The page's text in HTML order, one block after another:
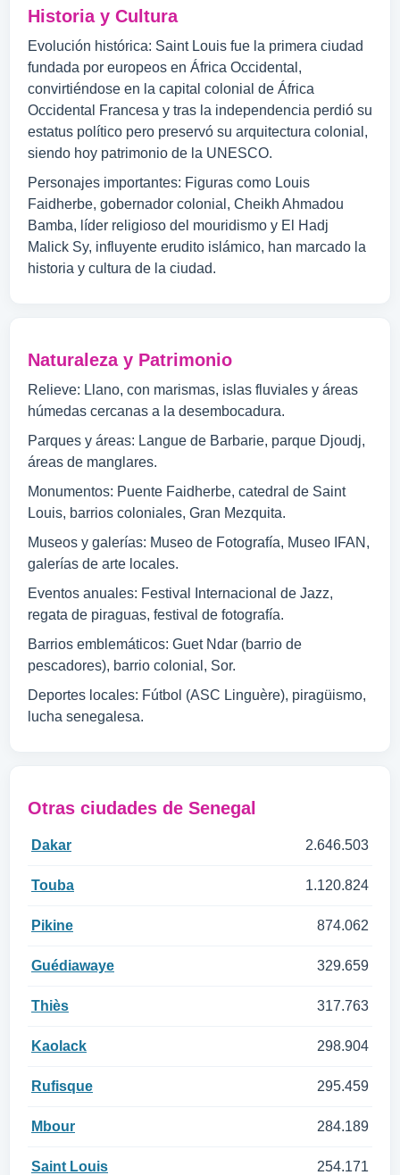
Historia y Cultura
Evolución histórica: Saint Louis fue la primera ciudad
fundada por europeos en África Occidental,
convirtiéndose en la capital colonial de África
Occidental Francesa y tras la independencia perdió su
estatus político pero preservó su arquitectura colonial,
siendo hoy patrimonio de la UNESCO.
Personajes importantes: Figuras como Louis
Faidherbe, gobernador colonial, Cheikh Ahmadou
Bamba, líder religioso del mouridismo y El Hadj
Malick Sy, influyente erudito islámico, han marcado la
historia y cultura de la ciudad.
Naturaleza y Patrimonio
Relieve: Llano, con marismas, islas fluviales y áreas
húmedas cercanas a la desembocadura.
Parques y áreas: Langue de Barbarie, parque Djoudj,
áreas de manglares.
Monumentos: Puente Faidherbe, catedral de Saint
Louis, barrios coloniales, Gran Mezquita.
Museos y galerías: Museo de Fotografía, Museo IFAN,
galerías de arte locales.
Eventos anuales: Festival Internacional de Jazz,
regata de piraguas, festival de fotografía.
Barrios emblemáticos: Guet Ndar (barrio de
pescadores), barrio colonial, Sor.
Deportes locales: Fútbol (ASC Linguère), piragüismo,
lucha senegalesa.
Otras ciudades de Senegal
Dakar 2.646.503
Touba 1.120.824
Pikine 874.062
Guédiawaye 329.659
Thiès 317.763
Kaolack 298.904
Rufisque 295.459
Mbour 284.189
Saint Louis 254.171